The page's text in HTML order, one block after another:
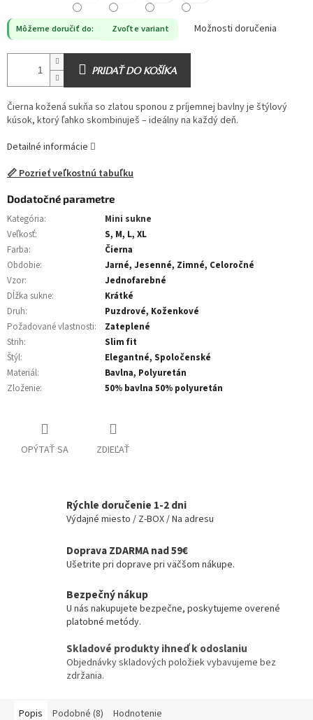
Môžeme doručiť do: Zvoľte variant Možnosti doručenia
PRIDAŤ DO KOŠÍKA
Čierna kožená sukňa so zlatou sponou z príjemnej bavlny je štýlový
kúsok, ktorý ľahko skombinuješ – ideálny na každý deň.
Detailné informácie
📏 Pozrieť veľkostnú tabuľku
Dodatočné parametre
Kategória:
Mini sukne
Veľkosť:
S, M, L, XL
Farba:
Čierna
Obdobie:
Jarné, Jesenné, Zimné, Celoročné
Vzor:
Jednofarebné
Dĺžka sukne:
Krátké
Druh:
Puzdrové, Koženkové
Požadované vlastnosti:
Zateplené
Strih:
Slim fit
Štýl:
Elegantné, Spoločenské
Materiál:
Bavlna, Polyuretán
Zloženie: 50% bavlna 50% polyuretán
OPÝTAŤ SA ZDIEĽAŤ
Rýchle doručenie 1-2 dni
Výdajné miesto / Z-BOX / Na adresu
Doprava ZDARMA nad 59€
Ušetrite pri doprave pri väčšom nákupe.
Bezpečný nákup
U nás nakupujete bezpečne, poskytujeme overené
platobné metódy.
Skladové produkty ihneď k odoslaniu
Objednávky skladových položiek vybavujeme bez
zdržania.
Popis Podobné (8) Hodnotenie